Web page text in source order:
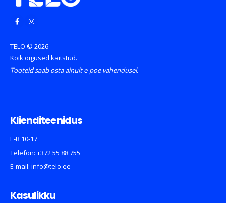
TELO © 2026
Kõik õigused kaitstud.
Tooteid saab osta ainult e-poe vahendusel.
Klienditeenidus
E-R 10-17
Telefon: +372 55 88 755
E-mail: info@telo.ee
Kasulikku